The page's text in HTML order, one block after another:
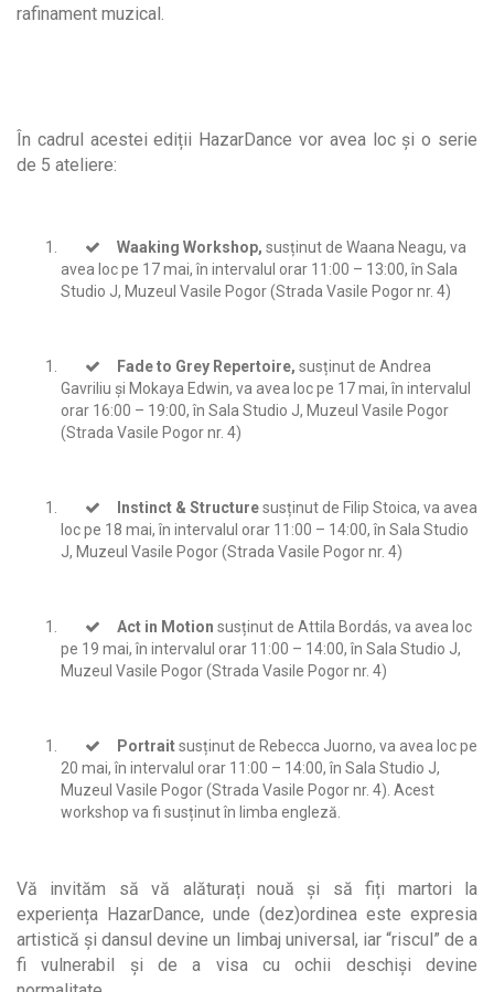
rafinament muzical.
În cadrul acestei ediții HazarDance vor avea loc și o serie
de 5 ateliere:
Waaking Workshop, susținut de Waana Neagu, va
avea loc pe 17 mai, în intervalul orar 11:00 – 13:00, în Sala
Studio J, Muzeul Vasile Pogor (Strada Vasile Pogor nr. 4)
Fade to Grey Repertoire, susținut de Andrea
Gavriliu și Mokaya Edwin, va avea loc pe 17 mai, în intervalul
orar 16:00 – 19:00, în Sala Studio J, Muzeul Vasile Pogor
(Strada Vasile Pogor nr. 4)
Instinct & Structuresusținut de Filip Stoica, va avea
loc pe 18 mai, în intervalul orar 11:00 – 14:00, în Sala Studio
J, Muzeul Vasile Pogor (Strada Vasile Pogor nr. 4)
Act in Motion susținut de Attila Bordás, va avea loc
pe 19 mai, în intervalul orar 11:00 – 14:00, în Sala Studio J,
Muzeul Vasile Pogor (Strada Vasile Pogor nr. 4)
Portraitsusținut de Rebecca Juorno, va avea loc pe
20 mai, în intervalul orar 11:00 – 14:00, în Sala Studio J,
Muzeul Vasile Pogor (Strada Vasile Pogor nr. 4). Acest
workshop va fi susținut în limba engleză.
Vă invităm să vă alăturați nouă și să fiți martori la
experiența HazarDance, unde (dez)ordinea este expresia
artistică și dansul devine un limbaj universal, iar “riscul” de a
fi vulnerabil și de a visa cu ochii deschiși devine